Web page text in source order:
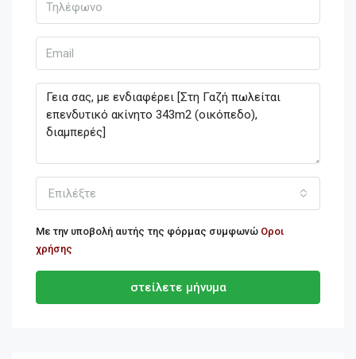
Επιλέξτε
Με την υποβολή αυτής της φόρμας συμφωνώ Οροι
χρήσης
στείλετε μήνυμα